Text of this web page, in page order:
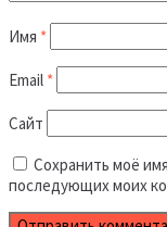
Имя *
Email *
Сайт
Сохранить моё
последующих моих